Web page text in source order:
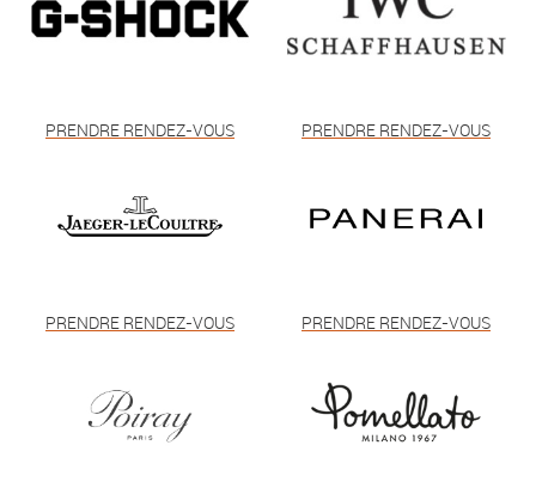
PRENDRE RENDEZ-VOUS PRENDRE RENDEZ-VOUS
PRENDRE RENDEZ-VOUS PRENDRE RENDEZ-VOUS